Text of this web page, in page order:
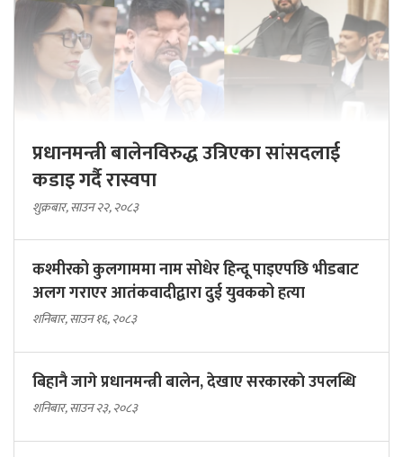
प्रधानमन्त्री बालेनविरुद्ध उत्रिएका सांसदलाई
कडाइ गर्दै रास्वपा
शुक्रबार, साउन २२, २०८३
कश्मीरको कुलगाममा नाम सोधेर हिन्दू पाइएपछि भीडबाट
अलग गराएर आतंकवादीद्वारा दुई युवकको हत्या
शनिबार, साउन १६, २०८३
बिहानै जागे प्रधानमन्त्री बालेन, देखाए सरकारकाे उपलब्धि
शनिबार, साउन २३, २०८३